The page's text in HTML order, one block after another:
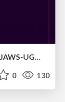
0 130